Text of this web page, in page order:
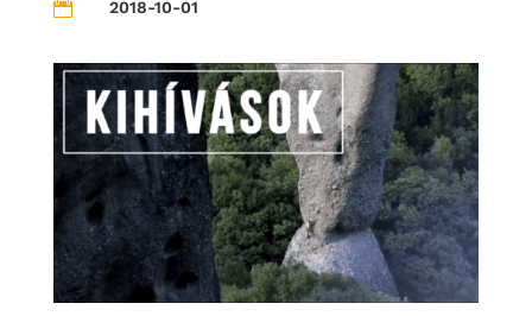
 2018-10-01